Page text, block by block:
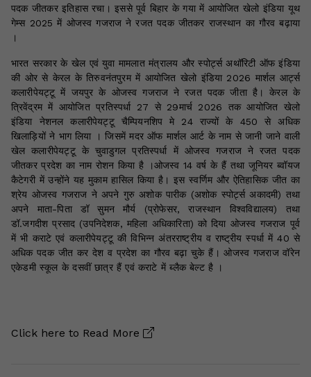
पदक जीतकर इतिहास रचा। इससे पूर्व बिहार के गया में आयोजित खेलो इंडिया यूथ
गेम्स 2025 में ओजस्व गजराज ने रजत पदक जीतकर राजस्थान का गौरव बढ़ाया
।
भारत सरकार के खेल एवं युवा मामलात मंत्रालय और स्पोर्ट्स अथॉरिटी ऑफ इंडिया
की ओर से केरल के तिरुवनंतपुरम में आयोजित खेलो इंडिया 2026 मार्शल आर्ट्स
कलारीपेयट्टू में जयपुर के ओजस्व गजराज ने रजत पदक जीता है। केरल के
त्रिवेंद्रम में आयोजित प्रतिस्पर्धा 27 से 29मार्च 2026 तक आयोजित खेलो
इंडिया नेशनल कलारीपेयट्टू चैम्पियनशिप मे 24 राज्यों के 450 से अधिक
खिलाड़ियों ने भाग लिया । जिसमें मदर ऑफ मार्शल आर्ट के नाम से जानी जाने वाली
खेल कलारीपेयट्टू के चुवाडुगल प्रतिस्पर्धा में ओजस्व गजराज ने रजत पदक
जीतकर प्रदेश का नाम रोशन किया है ।ओजस्व 14 वर्ष के हैं तथा जूनियर ब्वॉयज
कैटेगरी में उन्होंने यह मुकाम हासिल किया है। इस स्वर्णिम और ऐतिहासिक जीत का
श्रेय ओजस्व गजराज ने अपने गुरु अशोक पारीक (अशोक स्पोर्ट्स अकादमी) तथा
अपने माता-पिता डॉ सुमन मौर्य (प्रोफेसर, राजस्थान विश्वविद्यालय) तथा
डॉ.जगदीश प्रसाद (उपनिदेशक, महिला अधिकारिता) को दिया ओजस्व गजराज पूर्व
में भी कराटे एवं कलारीपेयट्टू की विभिन्न अंतरराष्ट्रीय व राष्ट्रीय स्पर्धा में 40 से
अधिक पदक जीत कर देश व प्रदेश का गौरव बढ़ा चुके हैं। ओजस्व गजराज वॉरेन
एकेडमी स्कूल के दसवीं छात्र हैं एवं कराटे में ब्लैक बेल्ट है ।
Click here to Read More